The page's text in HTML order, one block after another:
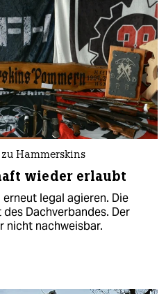
Hammerskins
wieder erlaubt
erneut legal agieren. Die
Dachverbandes. Der
nicht nachweisbar.